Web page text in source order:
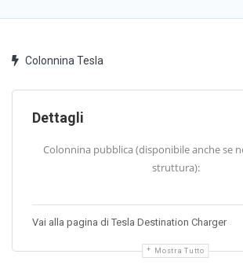
Colonnina Tesla
Dettagli
Colonnina pubblica (disponibile anche se
struttura):
Vai alla pagina di Tesla Destination Charger
Mostra Tutto